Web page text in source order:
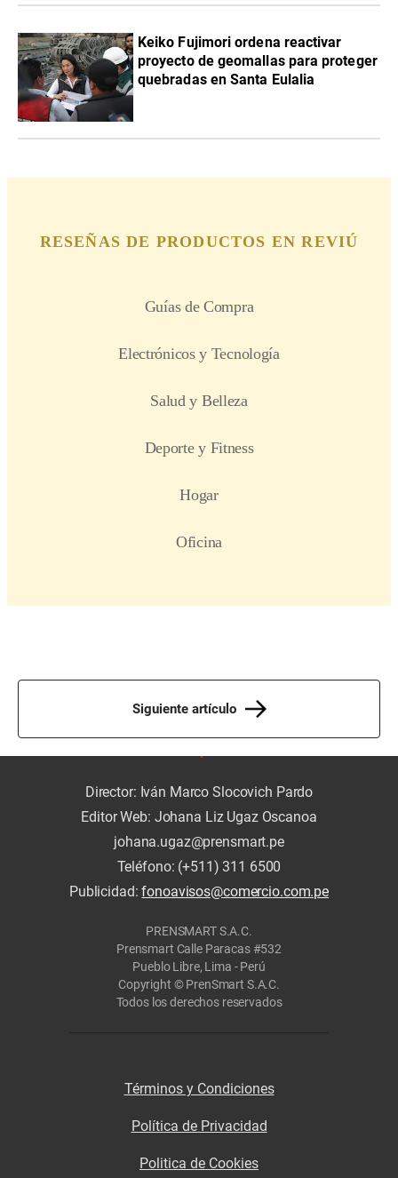
Keiko Fujimori ordena reactivar
proyecto de geomallas para proteger
quebradas en Santa Eulalia
Siguiente artículo
Director: Iván Marco Slocovich Pardo
Editor Web: Johana Liz Ugaz Oscanoa
johana.ugaz@prensmart.pe
Teléfono: (+511) 311 6500
Publicidad:fonoavisos@comercio.com.pe
PRENSMART S.A.C.
Prensmart Calle Paracas #532
Pueblo Libre, Lima - Perú
Copyright © PrenSmart S.A.C.
Todos los derechos reservados
Términos y Condiciones
Política de Privacidad
Politica de Cookies